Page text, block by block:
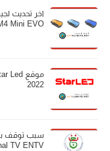
Mini EVO
2022
TV ENTV